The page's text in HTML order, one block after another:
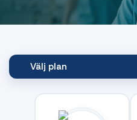
Välj plan